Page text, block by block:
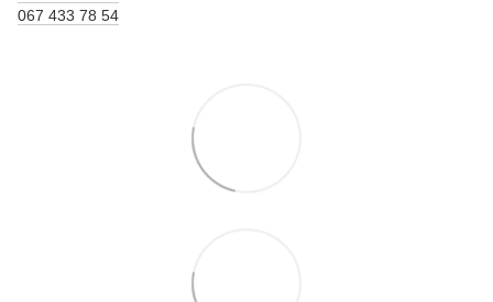
067 433 78 54